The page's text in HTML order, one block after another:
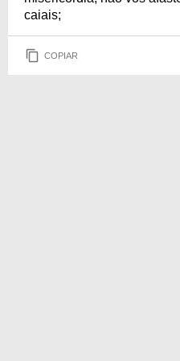
caiais;
COPIAR